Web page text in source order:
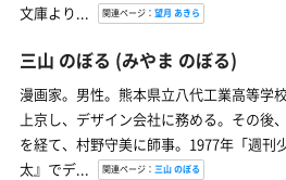
文庫より...
関連ページ： 望月 あきら
三山 のぼる (みやま のぼる)
漫画家。男性。熊本県立八代工業高等学
上京し、デザイン会社に務める。その後
を経て、村野守美に師事。1977年「週刊
太』でデ...
関連ページ： 三山 のぼる